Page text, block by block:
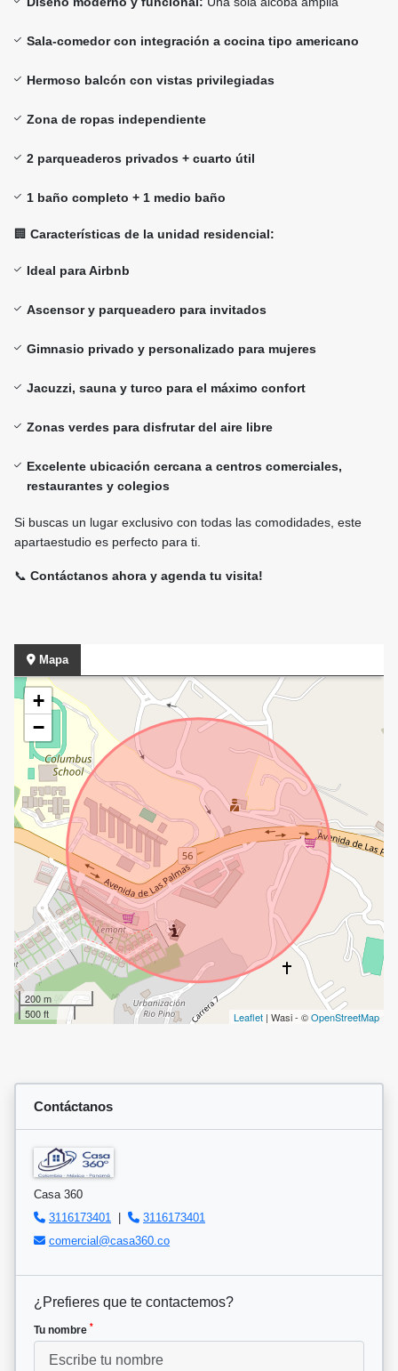
Sala-comedor con integración a cocina tipo americano
Hermoso balcón con vistas privilegiadas
Zona de ropas independiente
2 parqueaderos privados + cuarto útil
1 baño completo + 1 medio baño
🏢 Características de la unidad residencial:
Ideal para Airbnb
Ascensor y parqueadero para invitados
Gimnasio privado y personalizado para mujeres
Jacuzzi, sauna y turco para el máximo confort
Zonas verdes para disfrutar del aire libre
Excelente ubicación cercana a centros comerciales,
restaurantes y colegios
Si buscas un lugar exclusivo con todas las comodidades, este
apartaestudio es perfecto para ti.
📞 Contáctanos ahora y agenda tu visita!
Mapa
+
−
200 m
500 ft
Leaflet | Wasi - ©OpenStreetMap
Contáctanos
Casa 360
3116173401
|
3116173401
comercial@casa360.co
¿Prefieres que te contactemos?
Tu nombre *